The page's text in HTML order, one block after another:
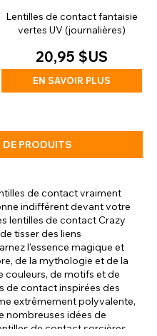
Lentilles de contact fantaisie
vertes UV (journalières)
20,95 $US
EN SAVOIR PLUS
DE PRODUITS
de contact vraiment
indifférent devant votre
lentilles de contact Crazy
tisser des liens
l'essence magique et
de la mythologie et de la
couleurs, de motifs et de
de contact inspirées des
extrêmement polyvalente,
nombreuses idées de
de contact sorcières,